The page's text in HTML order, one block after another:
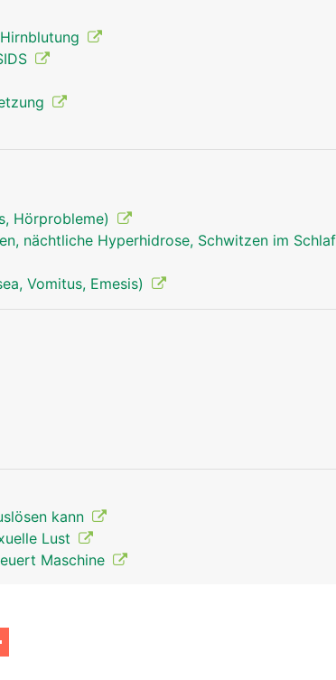
Stammhirn Mann
Hörprobleme)
nächtliche Hyperhidrose, Schwitzen im
Vomitus, Emesis)
kann
Lust
Maschine